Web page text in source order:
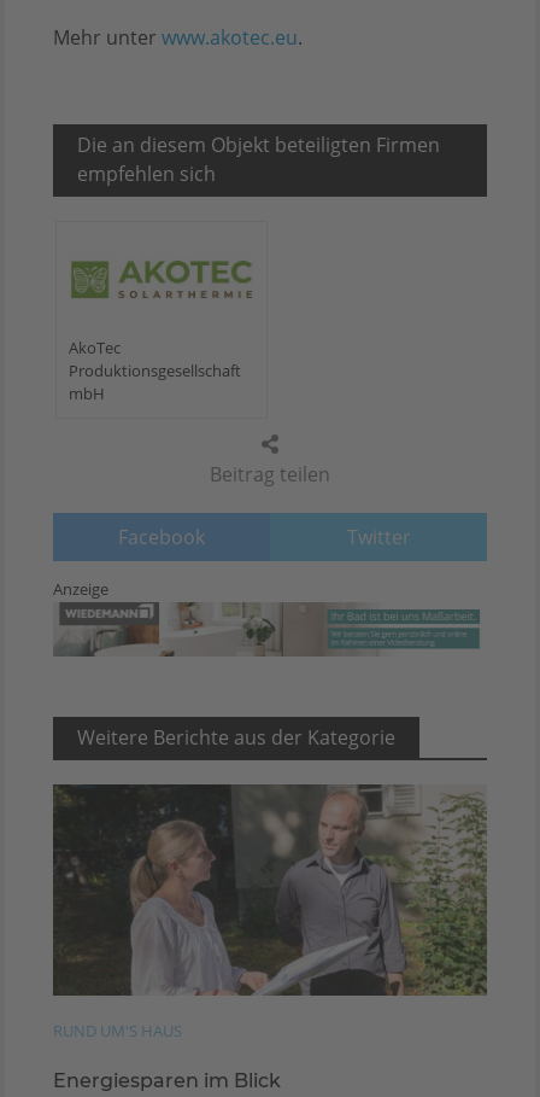
Beitrag teilen
Facebook Twitter
Mehr unter www.akotec.eu.
Die an diesem Objekt beteiligten Firmen
empfehlen sich
AkoTec
Produktionsgesellschaft
mbH
Anzeige
Weitere Berichte aus der Kategorie
RUND UM'S HAUS
Energiesparen im Blick